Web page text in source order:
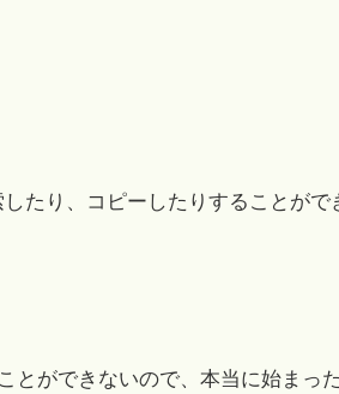
たり、コピーしたりすることがで
とができないので、本当に始まっ